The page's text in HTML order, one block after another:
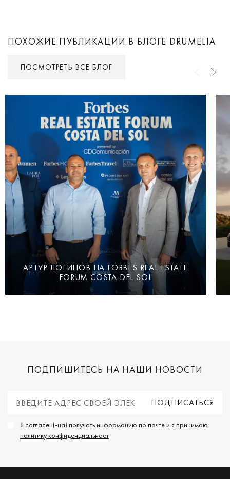
ПОХОЖИЕ ПУБЛИКАЦИИ В БЛОГЕ DRUMELIA
ПОСМОТРЕТЬ ВСЕ БЛОГ
АРТУР ЛОГИНОВ НА FORBES REAL ESTATE
FORUM COSTA DEL SOL
ПОДПИШИТЕСЬ НА НАШИ НОВОСТИ
Я согласен(-на) получать информацию по почте и я принимаю
политику конфиденциальност